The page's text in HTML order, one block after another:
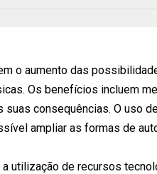
o aumento das
Os benefícios incluem
consequências. O uso
ampliar as formas de
utilização de recursos